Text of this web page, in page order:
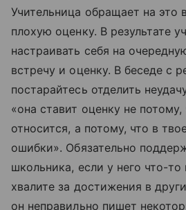
Учительница обращает на это
плохую оценку. В результате
настраивать себя на
встречу и оценку. В беседе с
постарайтесь отделить
«она ставит оценку не
относится, а потому, что в
ошибки». Обязательно
школьника, если у него что-то
хвалите за достижения в
он неправильно пишет